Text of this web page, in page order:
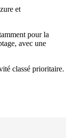
et
pour la
avec une
classé prioritaire.